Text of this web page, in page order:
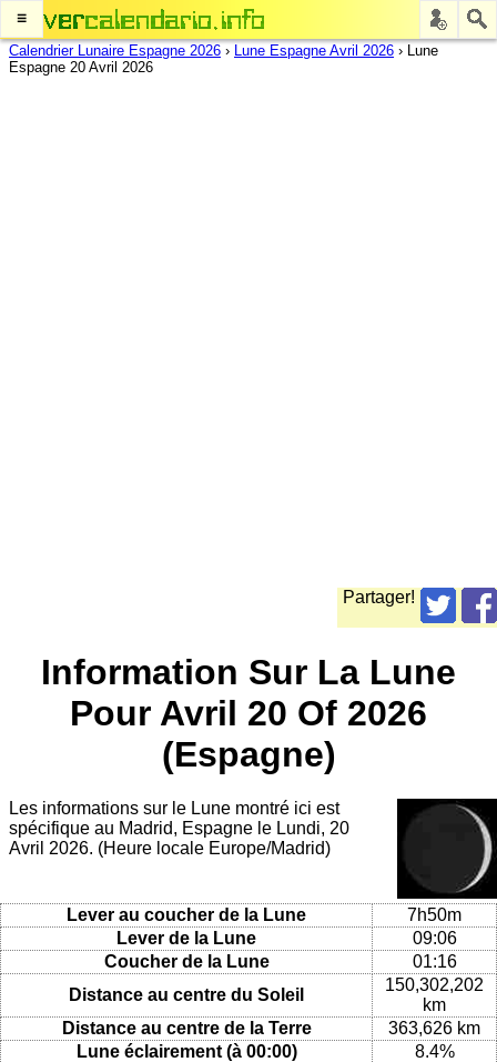
≡
Calendrier Lunaire Espagne 2026 › Lune Espagne Avril 2026 › Lune
Espagne 20 Avril 2026
Partager!
Information Sur La Lune
Pour Avril 20 Of 2026
(Espagne)
Les informations sur le Lune montré ici est
spécifique au Madrid, Espagne le Lundi, 20
Avril 2026. (Heure locale Europe/Madrid)
Lever au coucher de la Lune
7h50m
Lever de la Lune
09:06
Coucher de la Lune
01:16
Distance au centre du Soleil
150,302,202
km
Distance au centre de la Terre
363,626 km
Lune éclairement (à 00:00)
8.4%